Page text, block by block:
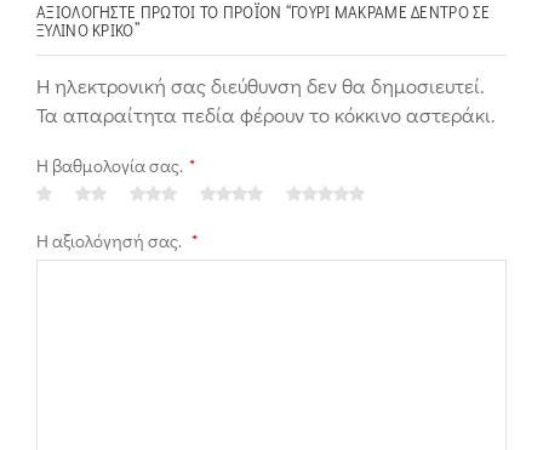
ΑΞΙΟΛΟΓΉΣΤΕ ΠΡΏΤΟΙ ΤΟ ΠΡΟΪΌΝ “ΓΟΎΡΙ ΜΑΚΡΑΜΈ ΔΈΝΤΡΟ ΣΕ
ΞΎΛΙΝΟ ΚΡΊΚΟ”
Η ηλεκτρονική σας διεύθυνση δεν θα δημοσιευτεί.
Τα απαραίτητα πεδία φέρουν το κόκκινο αστεράκι.
Η βαθμολογία σας. *
Η αξιολόγησή σας. *